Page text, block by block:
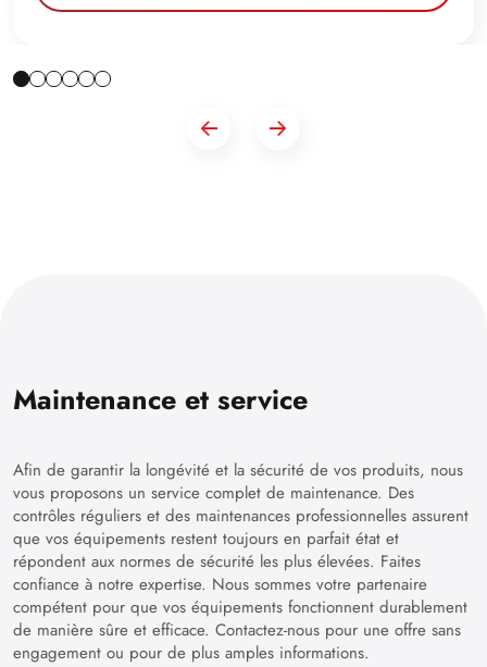
Maintenance et service
Afin de garantir la longévité et la sécurité de vos produits, nous
vous proposons un service complet de maintenance. Des
contrôles réguliers et des maintenances professionnelles assurent
que vos équipements restent toujours en parfait état et
répondent aux normes de sécurité les plus élevées. Faites
confiance à notre expertise. Nous sommes votre partenaire
compétent pour que vos équipements fonctionnent durablement
de manière sûre et efficace. Contactez-nous pour une offre sans
engagement ou pour de plus amples informations.